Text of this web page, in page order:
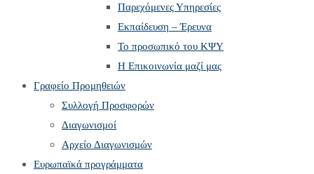
Παρεχόμενες Υπηρεσίες
Εκπαίδευση – Έρευνα
Το προσωπικό του ΚΨΥ
Η Επικοινωνία μαζί μας
Γραφείο Προμηθειών
Συλλογή Προσφορών
Διαγωνισμοί
Αρχείο Διαγωνισμών
Ευρωπαϊκά προγράμματα